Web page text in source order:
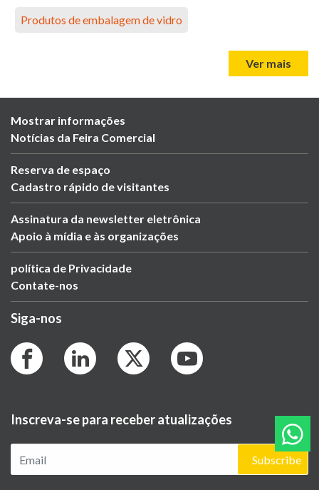
Produtos de embalagem de vidro
Ver mais
Mostrar informações
Notícias da Feira Comercial
Reserva de espaço
Cadastro rápido de visitantes
Assinatura da newsletter eletrônica
Apoio à mídia e às organizações
política de Privacidade
Contate-nos
Siga-nos
Inscreva-se para receber atualizações
Subscribe